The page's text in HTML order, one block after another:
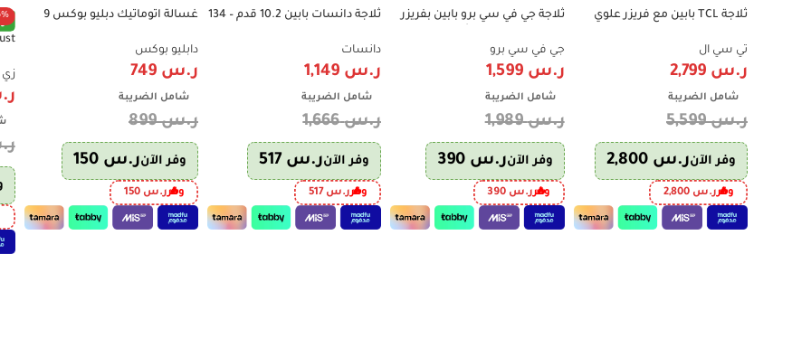
-50%
ثلاجة TCL بابين مع فريزر علوي
P787TMX
تي سي ال
ر.س
شامل الضريبة
ر.س5,599
وفر الآنر.س
وفرر.س 2,800
-20%
ثلاجة جي في سي برو بابين بفريزر
750W
جي في سي برو
ر.س 1,599
شامل الضريبة
ر.س1,989
وفر الآنر.س 390
وفرر.س
-31%
ثلاجة دانسات بابين 10.2 قدم – 134
عملي باللون الأبيض – موديل
DAN1020DF
دانسات
ر.س
شامل الضريبة
ر.س1,666
وفر الآنر.س
وفرر.س 517
-17%
غسالة اتوماتيك دبليو بوكس 9
WBTL12S Top Load
دابليو بوكس
ر.س
شامل الضريبة
ر.س899
وفر الآنر.س
وفرر.س 150